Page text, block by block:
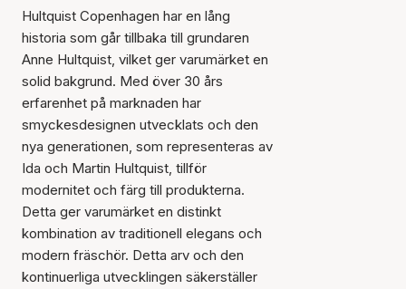
Hultquist Copenhagen har en lång
historia som går tillbaka till grundaren
Anne Hultquist, vilket ger varumärket en
solid bakgrund. Med över 30 års
erfarenhet på marknaden har
smyckesdesignen utvecklats och den
nya generationen, som representeras av
Ida och Martin Hultquist, tillför
modernitet och färg till produkterna.
Detta ger varumärket en distinkt
kombination av traditionell elegans och
modern fräschör. Detta arv och den
kontinuerliga utvecklingen säkerställer